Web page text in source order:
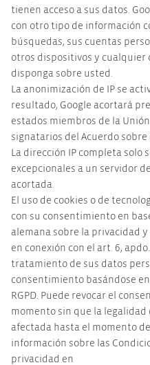
tienen acceso a sus datos.
con otro tipo de información
búsquedas, sus cuentas
otros dispositivos y cualquier
disponga sobre usted.
La anonimización de IP se
resultado, Google acortará
estados miembros de la
signatarios del Acuerdo sobre
La dirección IP completa solo
excepcionales a un servidor
acortada.
El uso de cookies o de
con su consentimiento en
alemana sobre la privacidad y
en conexión con el art. 6, apdo.
tratamiento de sus datos
consentimiento basándose en
RGPD. Puede revocar el
momento sin que la legalidad
afectada hasta el momento
información sobre las
privacidad en